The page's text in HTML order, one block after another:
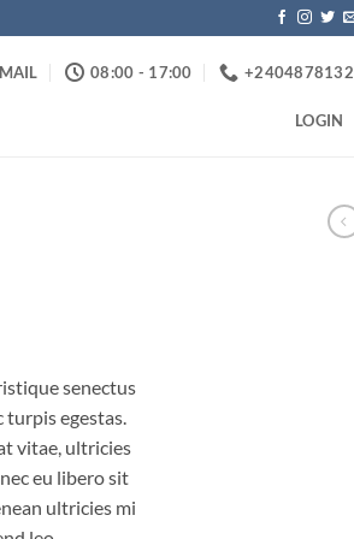
08:00 - 17:00 +2404878132
LOGIN
senectus
turpis egestas.
vitae, ultricies
eu libero sit
ultricies mi